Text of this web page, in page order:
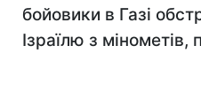
бойовики в Газі
Ізраїлю з мінометів,